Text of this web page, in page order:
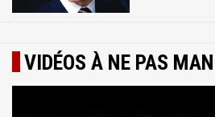
VIDÉOS À NE PAS